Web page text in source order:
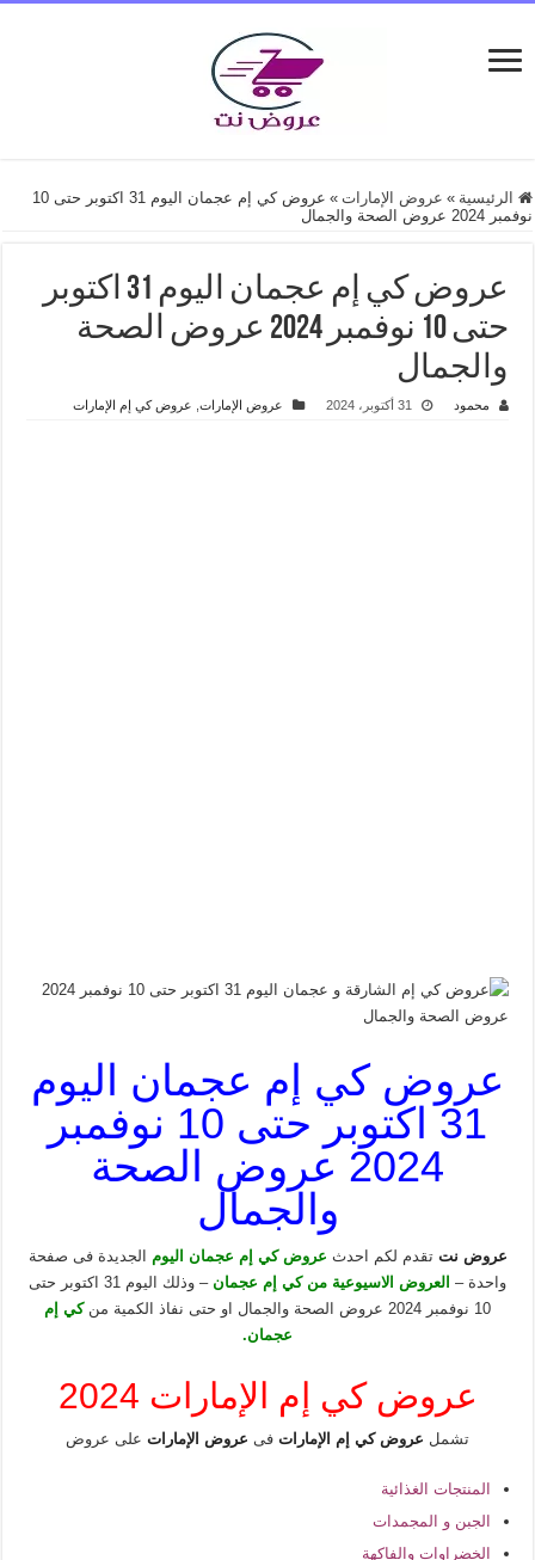
الرئيسية » عروض الإمارات »
عروض كي إم عجمان اليوم 31 اكتوبر حتى 10
نوفمبر 2024 عروض الصحة والجمال
عروض كي إم عجمان اليوم 31 اكتوبر
حتى 10 نوفمبر 2024 عروض الصحة
والجمال
محمود 31 أكتوبر، 2024 عروض الإمارات, عروض كي إم الإمارات
عروض كي إم عجمان اليوم
31 اكتوبر حتى 10 نوفمبر
2024 عروض الصحة
والجمال
عروض نتتقدم لكم احدث عروض كي إم عجمان اليوم
الجديدة فى صفحة
واحدة – العروض الاسيوعية من كي إم عجمان
– وذلك اليوم 31 اكتوبر حتى
10 نوفمبر 2024 عروض الصحة والجمال او حتى نفاذ الكمية من
كي إم
عجمان.
عروض كي إم الإمارات 2024
تشمل عروض كي إم الإماراتفى عروض الإماراتعلى عروض
المنتجات الغذائية
الجبن و المجمدات
الخضراوات والفاكهة